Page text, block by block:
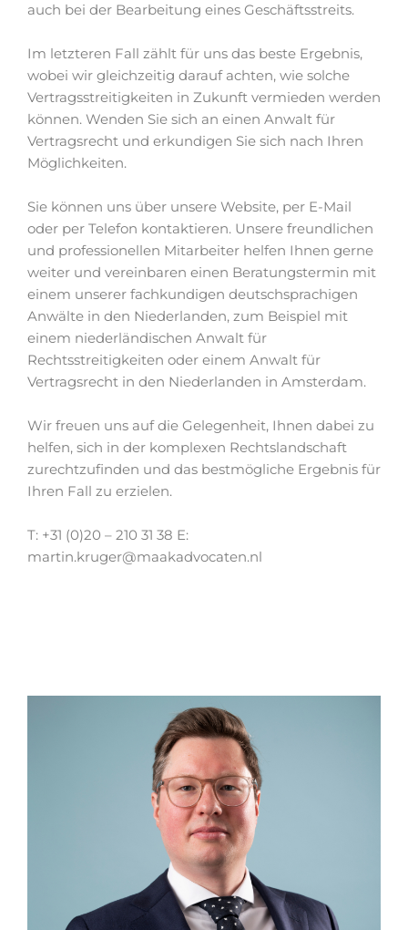
auch bei der Bearbeitung eines Geschäftsstreits.
Im letzteren Fall zählt für uns das beste Ergebnis,
wobei wir gleichzeitig darauf achten, wie solche
Vertragsstreitigkeiten in Zukunft vermieden werden
können. Wenden Sie sich an einen Anwalt für
Vertragsrecht und erkundigen Sie sich nach Ihren
Möglichkeiten.
Sie können uns über unsere Website, per E-Mail
oder per Telefon kontaktieren. Unsere freundlichen
und professionellen Mitarbeiter helfen Ihnen gerne
weiter und vereinbaren einen Beratungstermin mit
einem unserer fachkundigen deutschsprachigen
Anwälte in den Niederlanden, zum Beispiel mit
einem niederländischen Anwalt für
Rechtsstreitigkeiten oder einem Anwalt für
Vertragsrecht in den Niederlanden in Amsterdam.
Wir freuen uns auf die Gelegenheit, Ihnen dabei zu
helfen, sich in der komplexen Rechtslandschaft
zurechtzufinden und das bestmögliche Ergebnis für
Ihren Fall zu erzielen.
T: +31 (0)20 – 210 31 38 E:
martin.kruger@maakadvocaten.nl